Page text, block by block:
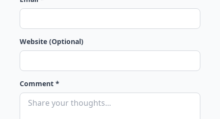
Website (Optional)
Comment *